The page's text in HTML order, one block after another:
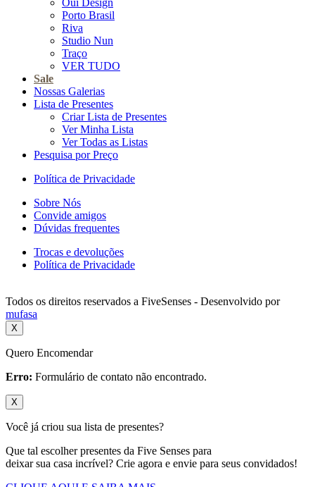
Porto Brasil
Riva
Studio Nun
Traço
VER TUDO
Sale
Nossas Galerias
Lista de Presentes
Criar Lista de Presentes
Ver Minha Lista
Ver Todas as Listas
Pesquisa por Preço
Política de Privacidade
Sobre Nós
Convide amigos
Dúvidas frequentes
Trocas e devoluções
Política de Privacidade
Todos os direitos reservados a FiveSenses - Desenvolvido por
mufasa
X
Quero Encomendar
Erro: Formulário de contato não encontrado.
X
Você já criou sua lista de presentes?
Que tal escolher presentes da Five Senses para
deixar sua casa incrível? Crie agora e envie para seus convidados!